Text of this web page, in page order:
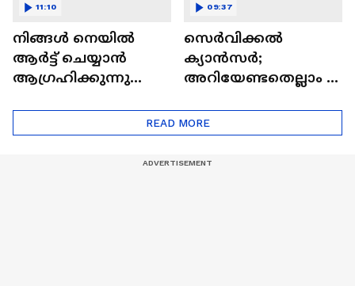
നിങ്ങൾ നെയിൽ
ആർട്ട് ചെയ്യാൻ
ആഗ്രഹിക്കുന്നുണ്ടോ
ട്രെൻഡിനെക്കുറിച്ച് |
Nail Art | Trends Cafe
11:10
സെർവിക്കൽ
ക്യാൻസർ;
അറിയേണ്ടതെല്ലാം |
Cancer
09:37
READ MORE